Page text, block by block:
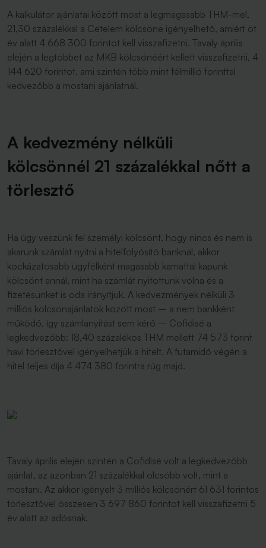
A kalkulátor ajánlatai között most a legmagasabb THM-mel,
21,30 százalékkal a Cetelem kölcsöne igényelhető, amiért öt
év alatt 4 668 300 forintot kell visszafizetni. Tavaly április
elején a legtöbbet az MKB kölcsönéért kellett visszafizetni, 4
144 620 forintot, ami szintén több mint félmillió forinttal
kedvezőbb a mostani ajánlatnál.
A kedvezmény nélküli
kölcsönnél 21 százalékkal nőtt a
törlesztő
Ha úgy veszünk fel személyi kölcsönt, hogy nincs és nem is
akarunk számlát nyitni a hitelfolyósító banknál, akkor
kockázatosabb ügyfélként magasabb kamattal kapunk
kölcsönt annál, mint ha számlát nyitottunk volna és a
fizetésünket is oda irányítjuk. A kedvezmények nélküli 3
milliós kölcsönajánlatok között most – a nem bankként
működő, így számlanyitást sem kérő – Cofidisé a
legkedvezőbb: 18,40 százalékos THM mellett 74 573 forint
havi törlesztővel igényelhetjük a hitelt. A futamidő végén a
hitel teljes díja 4 474 380 forintra rúg majd.
Tavaly április elején szintén a Cofidisé volt a legkedvezőbb
ajánlat, az azonban 21 százalékkal olcsóbb volt, mint a
mostani. Az akkor igényelt 3 milliós kölcsönért 61 631 forintos
törlesztővel összesen 3 697 860 forintot kell visszafizetni 5
év alatt az adósnak.